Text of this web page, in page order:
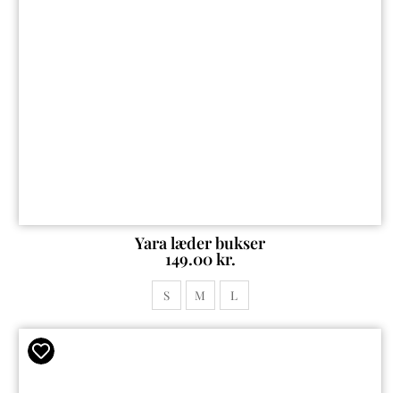
Yara læder bukser
149.00kr.
S M L